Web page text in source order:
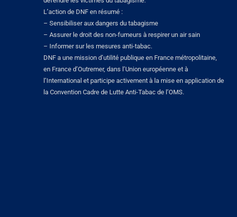
L’action de DNF en résumé :
– Sensibiliser aux dangers du tabagisme
– Assurer le droit des non-fumeurs à respirer un air sain
– Informer sur les mesures anti-tabac.
DNF a une mission d’utilité publique en France métropolitaine,
en France d’Outremer, dans l’Union européenne et à
l’International et participe activement à la mise en application de
la Convention Cadre de Lutte Anti-Tabac de l’OMS.